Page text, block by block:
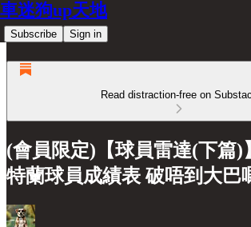
車迷狗up天地
Subscribe Sign in
Read distraction-free on
(會員限定)【球員雷達(下篇)
特蘭球員成績表 破唔到大巴